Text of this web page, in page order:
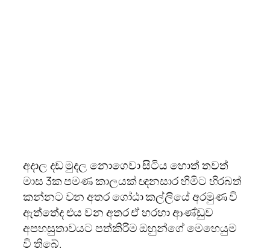
අදාල දඩ මුදල නොගෙවා සිටිය හොත් තවත්
මාස 3ක පමණ කාලයක් ඥනසාර හිමිට හිරබත්
කන්නට වන අතර ගෝඨා කල්ලියේ අරමුණ වි
ඇත්තේද එය වන අතර ඒ හරහා ආණ්ඩුව
අපහසුතාවයට පත්කිරිම ඔහුන්ගේ මෙහෙයුම
වි තිබේ.